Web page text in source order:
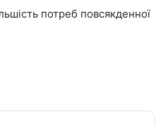
потреб повсякденної